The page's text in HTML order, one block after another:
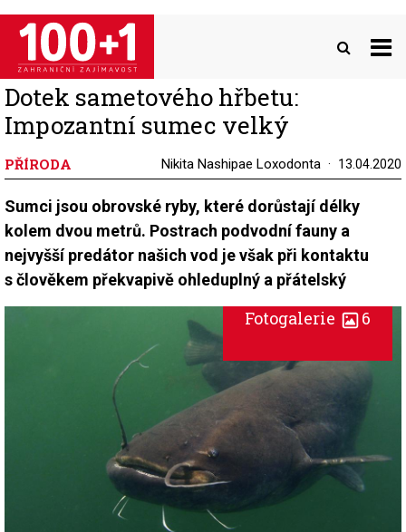
Přejít
hlavnímu
obsahu
Dotek sametového hřbetu:
Impozantní sumec velký
PŘÍRODA Nikita Nashipae Loxodonta 13.04.2020
Sumci jsou obrovské ryby, které dorůstají délky
kolem dvou metrů. Postrach podvodní fauny a
nejvyšší predátor našich vod je však při kontaktu
s člověkem překvapivě ohleduplný a přátelský
Fotogalerie 6